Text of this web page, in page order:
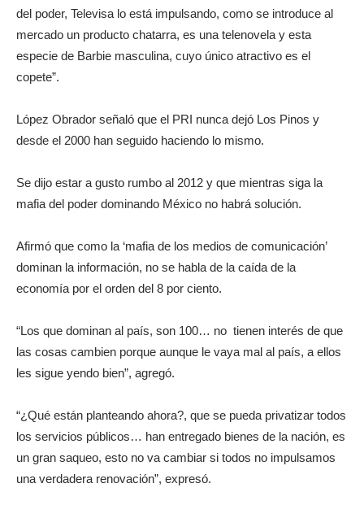
del poder, Televisa lo está impulsando, como se introduce al
mercado un producto chatarra, es una telenovela y esta
especie de Barbie masculina, cuyo único atractivo es el
copete”.
López Obrador señaló que el PRI nunca dejó Los Pinos y
desde el 2000 han seguido haciendo lo mismo.
Se dijo estar a gusto rumbo al 2012 y que mientras siga la
mafia del poder dominando México no habrá solución.
Afirmó que como la ‘mafia de los medios de comunicación’
dominan la información, no se habla de la caída de la
economía por el orden del 8 por ciento.
“Los que dominan al país, son 100… no tienen interés de que
las cosas cambien porque aunque le vaya mal al país, a ellos
les sigue yendo bien”, agregó.
“¿Qué están planteando ahora?, que se pueda privatizar todos
los servicios públicos… han entregado bienes de la nación, es
un gran saqueo, esto no va cambiar si todos no impulsamos
una verdadera renovación”, expresó.